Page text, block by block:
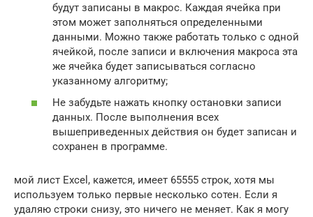
будут записаны в макрос. Каждая ячейка при
этом может заполняться определенными
данными. Можно также работать только с одной
ячейкой, после записи и включения макроса эта
же ячейка будет записываться согласно
указанному алгоритму;
Не забудьте нажать кнопку остановки записи
данных. После выполнения всех
вышеприведенных действия он будет записан и
сохранен в программе.
мой лист Excel, кажется, имеет 65555 строк, хотя мы
используем только первые несколько сотен. Если я
удаляю строки снизу, это ничего не меняет. Как я могу